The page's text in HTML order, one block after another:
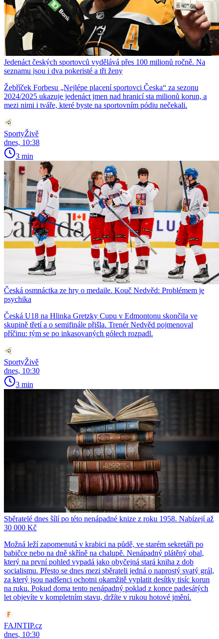
Jedenáct českých sportovců vydělává přes 100 milionů ročně. Na
seznamu jsou i dva pokeristé a tři ženy
Žebříček Forbesu „Nejlépe placení sportovci Česka“ za sezonu
2024/2025 ukazuje jedenáct jmen nad hranicí sta milionů korun, a
mezi nimi i tváře, které byste na sportovním pódiu nečekali.
SportyŽivě
dnes, 10:38
3 min
Česká osmnáctka ze hry o medaile. Kouč Nedvěd: Problémem je
psychika
Česká U18 na Hlinka Gretzky Cupu v Edmontonu skončila ve
skupině třetí a o semifinále přišla. Trenér Nedvěd pojmenoval
příčinu: tým se po inkasovaných gólech rozpadl.
SportyŽivě
dnes, 10:30
3 min
Sběratelé dnes šílí po této nenápadné knize z roku 1958. Nabízejí až
30 000 Kč
Možná leží zapomenutá v krabici na půdě, ve starém sekretáři po
babičce nebo na dně skříně na chalupě. Nenápadný plátěný obal,
který na první pohled vypadá jako obyčejná stará kniha z dob
socialismu. Přesto se dnes mezi sběrateli jedná o naprostý svatý grál,
za který jsou nadšenci ochotni okamžitě vyplatit desítky tisíc korun
na ruku. Pokud doma tento nenápadný poklad z konce padesátých
let objevíte v kompletním stavu, držíte v rukou hotové jmění.
FAJNTIP.cz
dnes, 10:30